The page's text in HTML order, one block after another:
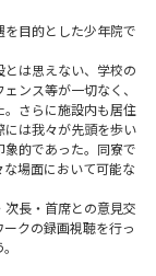
目的とした少年院で
は思えない、学校の
ンス等が一切なく、
さらに施設内も居住
は我々が先頭を歩い
的であった。同寮で
場面において可能な
長・首席との意見交
クの録画視聴を行っ